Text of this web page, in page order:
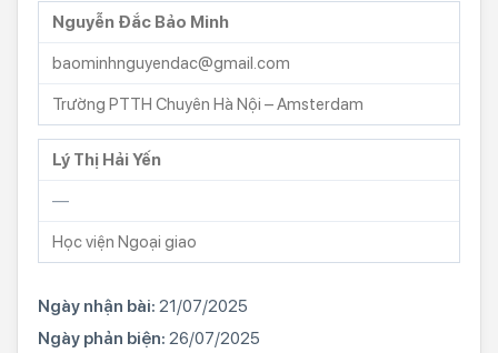
Nguyễn Đắc Bảo Minh
baominhnguyendac@gmail.com
Trường PTTH Chuyên Hà Nội – Amsterdam
Lý Thị Hải Yến
—
Học viện Ngoại giao
Ngày nhận bài: 21/07/2025
Ngày phản biện: 26/07/2025